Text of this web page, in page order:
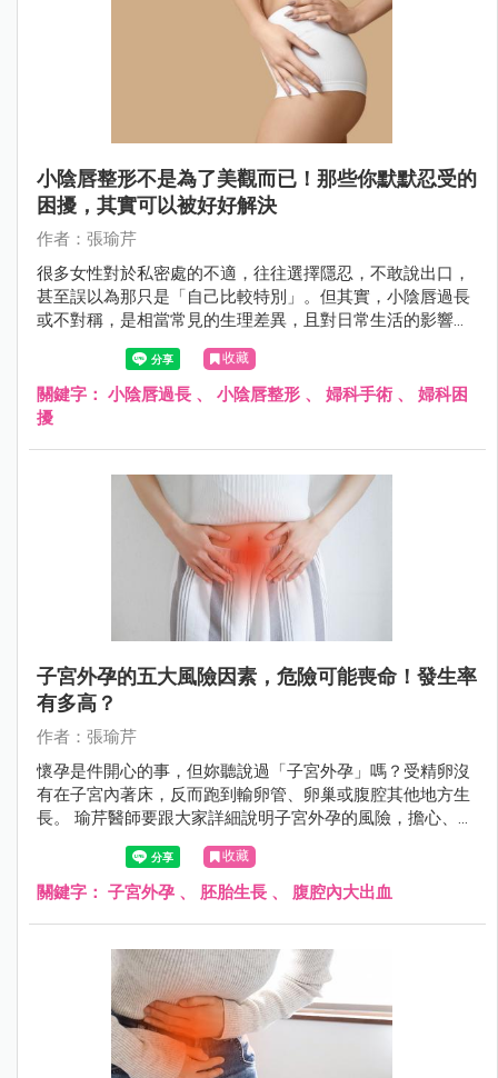
小陰唇整形不是為了美觀而已！那些你默默忍受的
困擾，其實可以被好好解決
作者：張瑜芹
很多女性對於私密處的不適，往往選擇隱忍，不敢說出口，
甚至誤以為那只是「自己比較特別」。但其實，小陰唇過長
或不對稱，是相當常見的生理差異，且對日常生活的影響，
遠比想像中更真實——從運動摩擦的不適、穿著受限，到清
潔困難甚至影響親密關係，都可能悄悄累積成長期壓力。
收藏
關鍵字： 小陰唇過長 、 小陰唇整形 、 婦科手術 、 婦科困
擾
子宮外孕的五大風險因素，危險可能喪命！發生率
有多高？
作者：張瑜芹
懷孕是件開心的事，但妳聽說過「子宮外孕」嗎？受精卵沒
有在子宮內著床，反而跑到輸卵管、卵巢或腹腔其他地方生
長。 瑜芹醫師要跟大家詳細說明子宮外孕的風險，擔心、害
怕的下一步，是面對恐懼。
收藏
關鍵字： 子宮外孕 、 胚胎生長 、 腹腔內大出血